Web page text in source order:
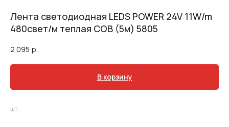
Лента светодиодная LEDS POWER 24V 11W/m
480свет/м теплая COB (5м) 5805
2 095 р.
В корзину
шт.